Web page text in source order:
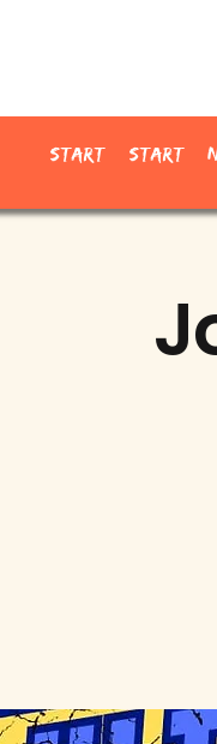
Start Start